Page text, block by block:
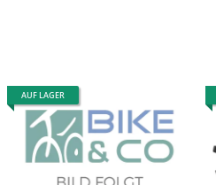
AUF LAGER